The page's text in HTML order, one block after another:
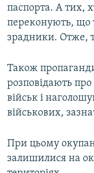
паспорта. А тих,
переконують, що
зрадники. Отже,
Також
розповідають
військ і
військових,
При цьому
залишилися на